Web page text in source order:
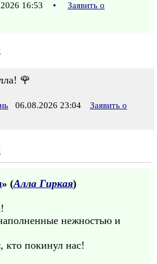
16:53 •
Заявить о
🌹
06.08.2026 23:04
Заявить о
» (Алла Гиркая)
нежностью и
кто покинул нас!